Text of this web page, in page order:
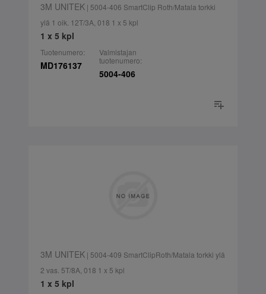
3M UNITEK| 5004-406 SmartClip Roth/Matala torkki
ylä 1 oik. 12T/3A, 018 1 x 5 kpl
1 x 5 kpl
Tuotenumero:
MD176137
Valmistajan
tuotenumero:
5004-406
3M UNITEK| 5004-409 SmartClipRoth/Matala torkki ylä
2 vas. 5T/8A, 018 1 x 5 kpl
1 x 5 kpl